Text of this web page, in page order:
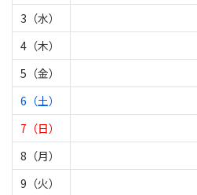
3（水）
4（木）
5（金）
6（土）
7（日）
8（月）
9（火）